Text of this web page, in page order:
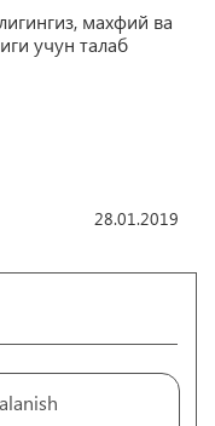
махфий ва
учун талаб
28.01.2019